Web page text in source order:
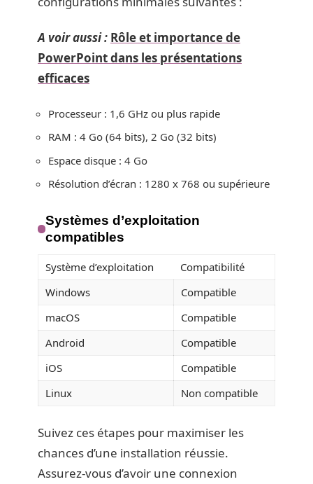
A voir aussi : Rôle et importance de
PowerPoint dans les présentations
efficaces
Processeur : 1,6 GHz ou plus rapide
RAM : 4 Go (64 bits), 2 Go (32 bits)
Espace disque : 4 Go
Résolution d’écran : 1280 x 768 ou supérieure
Systèmes d’exploitation
compatibles
Système d’exploitation
Compatibilité
Windows
Compatible
macOS
Compatible
Android
Compatible
iOS
Compatible
Linux
Non compatible
Suivez ces étapes pour maximiser les
chances d’une installation réussie.
Assurez-vous d’avoir une connexion